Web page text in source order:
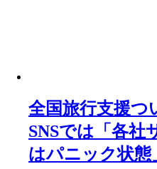
全国旅行支援
SNSでは「各社
はパニック状態